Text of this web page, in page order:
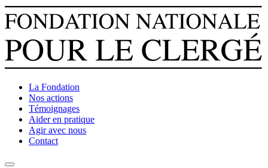
La Fondation
Nos actions
Témoignages
Aider en pratique
Agir avec nous
Contact